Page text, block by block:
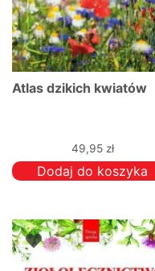
Atlas dzikich kwiatów
49,95 zł
Dodaj do koszyka